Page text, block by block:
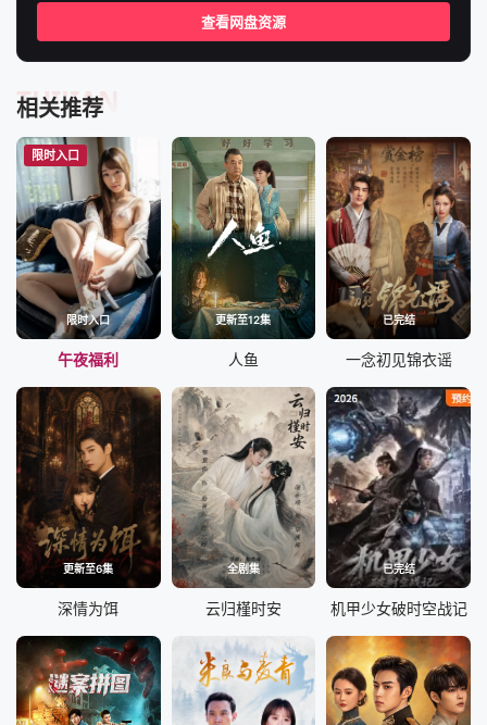
查看网盘资源
相关推荐
TUIJIAN
限时入口
限时入口
午夜福利
更新至12集
人鱼
已完结
一念初见锦衣谣
更新至6集
深情为饵
全剧集
云归槿时安
已完结
机甲少女破时空战记